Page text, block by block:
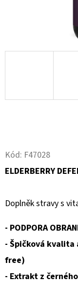
Kód: F47028
ELDERBERRY
Doplněk stravy s
- PODPORA
- Špičková kvalita
free)
- Extrakt z
O
P
O
U
U
E
M
E